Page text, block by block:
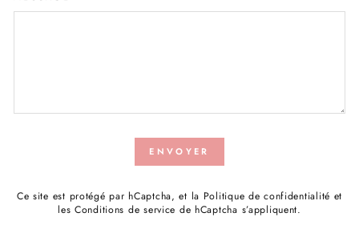
ENVOYER
Ce site est protégé par hCaptcha, et la Politique de confidentialité et
les Conditions de service de hCaptcha s’appliquent.